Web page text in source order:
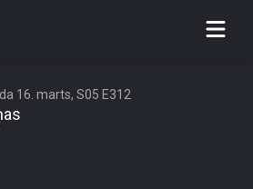
mēnešiem pabeigtā
16. marts, S05 E312